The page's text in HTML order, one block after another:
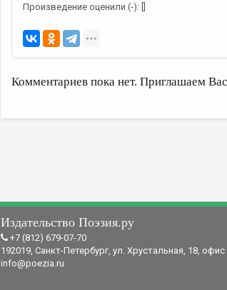
Произведение оценили (-): []
Комментариев пока нет. Приглашаем
Издательство Поэзия.ру
+7 (812) 679-07-70
192019, Санкт-Петербург, ул. Хрустальная, 18, офис
info@poezia.ru